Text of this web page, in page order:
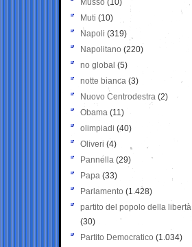
Musso (10)
Muti (10)
Napoli (319)
Napolitano (220)
no global (5)
notte bianca (3)
Nuovo Centrodestra (2)
Obama (11)
olimpiadi (40)
Oliveri (4)
Pannella (29)
Papa (33)
Parlamento (1.428)
partito del popolo della libertà
(30)
Partito Democratico (1.034)